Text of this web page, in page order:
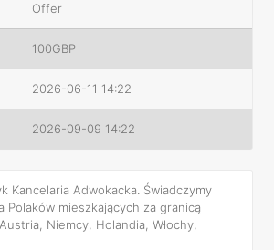
Offer
100GBP
2026-06-11 14:22
2026-09-09 14:22
Kancelaria Adwokacka. Świadczymy
Polaków mieszkających za granicą
Niemcy, Holandia, Włochy,